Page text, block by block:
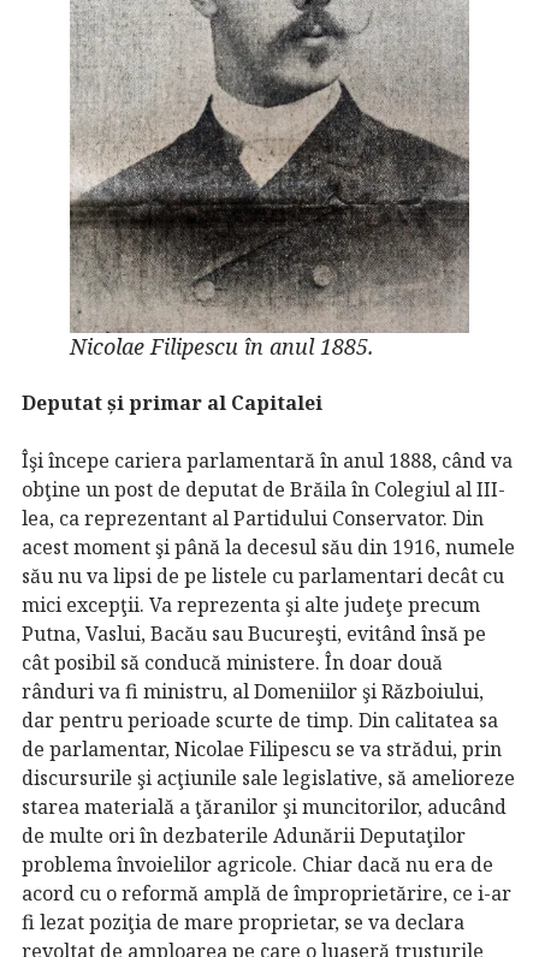
Nicolae Filipescu în anul 1885.
Deputat și primar al Capitalei
Îşi începe cariera parlamentară în anul 1888, când va
obţine un post de deputat de Brăila în Colegiul al III-
lea, ca reprezentant al Partidului Conservator. Din
acest moment şi până la decesul său din 1916, numele
său nu va lipsi de pe listele cu parlamentari decât cu
mici excepţii. Va reprezenta şi alte judeţe precum
Putna, Vaslui, Bacău sau Bucureşti, evitând însă pe
cât posibil să conducă ministere. În doar două
rânduri va fi ministru, al Domeniilor şi Războiului,
dar pentru perioade scurte de timp. Din calitatea sa
de parlamentar, Nicolae Filipescu se va strădui, prin
discursurile şi acţiunile sale legislative, să amelioreze
starea materială a ţăranilor şi muncitorilor, aducând
de multe ori în dezbaterile Adunării Deputaţilor
problema învoielilor agricole. Chiar dacă nu era de
acord cu o reformă amplă de împroprietărire, ce i-ar
fi lezat poziţia de mare proprietar, se va declara
revoltat de amploarea pe care o luaseră trusturile